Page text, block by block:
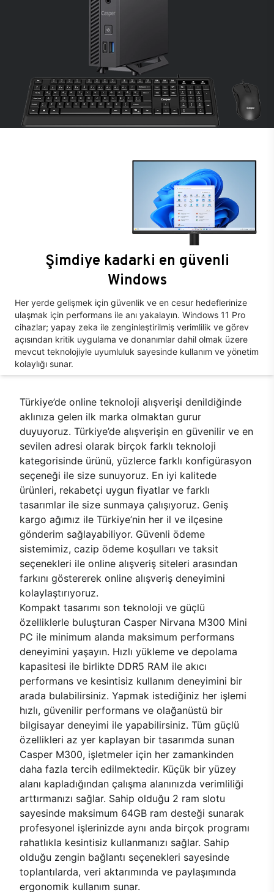
Şimdiye kadarki en güvenli
Windows
Her yerde gelişmek için güvenlik ve en cesur hedeflerinize
ulaşmak için performans ile anı yakalayın. Windows 11 Pro
cihazlar; yapay zeka ile zenginleştirilmiş verimlilik ve görev
açısından kritik uygulama ve donanımlar dahil olmak üzere
mevcut teknolojiyle uyumluluk sayesinde kullanım ve yönetim
kolaylığı sunar.
Türkiye’de online teknoloji alışverişi denildiğinde
aklınıza gelen ilk marka olmaktan gurur
duyuyoruz. Türkiye’de alışverişin en güvenilir ve en
sevilen adresi olarak birçok farklı teknoloji
kategorisinde ürünü, yüzlerce farklı konfigürasyon
seçeneği ile size sunuyoruz. En iyi kalitede
ürünleri, rekabetçi uygun fiyatlar ve farklı
tasarımlar ile size sunmaya çalışıyoruz. Geniş
kargo ağımız ile Türkiye’nin her il ve ilçesine
gönderim sağlayabiliyor. Güvenli ödeme
sistemimiz, cazip ödeme koşulları ve taksit
seçenekleri ile online alışveriş siteleri arasından
farkını göstererek online alışveriş deneyimini
kolaylaştırıyoruz.
Kompakt tasarımı son teknoloji ve güçlü
özelliklerle buluşturan Casper Nirvana M300 Mini
PC ile minimum alanda maksimum performans
deneyimini yaşayın. Hızlı yükleme ve depolama
kapasitesi ile birlikte DDR5 RAM ile akıcı
performans ve kesintisiz kullanım deneyimini bir
arada bulabilirsiniz. Yapmak istediğiniz her işlemi
hızlı, güvenilir performans ve olağanüstü bir
bilgisayar deneyimi ile yapabilirsiniz. Tüm güçlü
özellikleri az yer kaplayan bir tasarımda sunan
Casper M300, işletmeler için her zamankinden
daha fazla tercih edilmektedir. Küçük bir yüzey
alanı kapladığından çalışma alanınızda verimliliği
arttırmanızı sağlar. Sahip olduğu 2 ram slotu
sayesinde maksimum 64GB ram desteği sunarak
profesyonel işlerinizde aynı anda birçok programı
rahatlıkla kesintisiz kullanmanızı sağlar. Sahip
olduğu zengin bağlantı seçenekleri sayesinde
toplantılarda, veri aktarımında ve paylaşımında
ergonomik kullanım sunar.